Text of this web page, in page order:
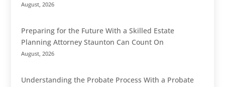
August, 2026
Preparing for the Future With a Skilled Estate
Planning Attorney Staunton Can Count On
August, 2026
Understanding the Probate Process With a Probate